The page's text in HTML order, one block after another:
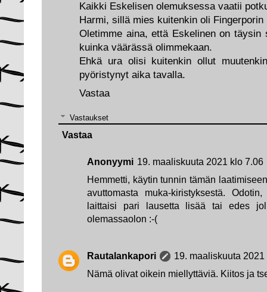
Kaikki Eskelisen olemuksessa vaatii
Harmi, sillä mies kuitenkin oli
Oletimme aina, että Eskelinen on täysin
kuinka väärässä olimmekaan.
Ehkä ura olisi kuitenkin ollut
pyöristynyt aika tavalla.
Vastaa
Vastaukset
Anonyymi 19. maaliskuuta 2021 klo 7.06
Hemmetti, käytin tunnin tämän
avuttomasta muka-kiristyksestä.
laittaisi pari lausetta lisää tai edes
olemassaolon :-(
Rautalankapori
19. maaliskuuta
Nämä olivat oikein miellyttäviä. Kiitos ja
Vastaa